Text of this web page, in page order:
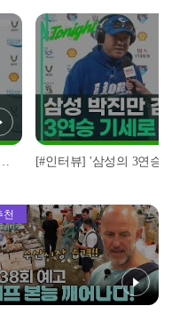
다! 통산 두 번째 만루홈런 폭발 I #베이스볼투나잇 2025.03.25
천